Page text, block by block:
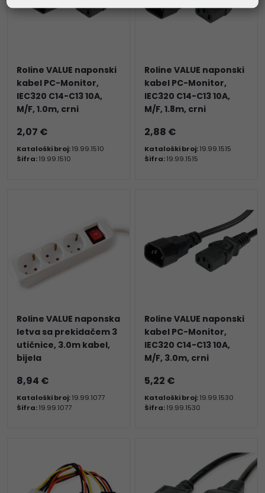
Roline VALUE naponski
kabel PC-Monitor,
IEC320 C14-C13 10A,
M/F, 1.0m, crni
2,07 €
Kataloški broj:19.99.1510
Šifra:19.99.1510
Roline VALUE naponski
kabel PC-Monitor,
IEC320 C14-C13 10A,
M/F, 1.8m, crni
2,88 €
Kataloški broj:19.99.1515
Šifra:19.99.1515
Roline VALUE naponska
letva sa prekidačem 3
utičnice, 3.0m kabel,
bijela
8,94 €
Kataloški broj:19.99.1077
Šifra:19.99.1077
Roline VALUE naponski
kabel PC-Monitor,
IEC320 C14-C13 10A,
M/F, 3.0m, crni
5,22 €
Kataloški broj:19.99.1530
Šifra:19.99.1530